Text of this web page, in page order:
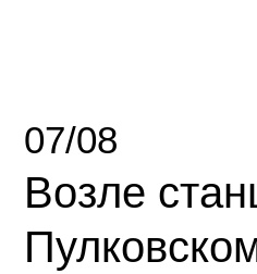
07/08
Возле